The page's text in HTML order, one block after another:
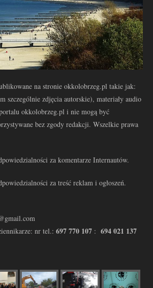
na stronie okkolobrzeg.pl takie jak:
szczególnie zdjęcia autorskie), materiały audio
okkolobrzeg.pl i nie mogą być
bez zgody redakcji. Wszelkie prawa
za komentarze Internautów.
za treść reklam i ogłoszeń.
nr tel.: 697 770 107 : 694 021 137